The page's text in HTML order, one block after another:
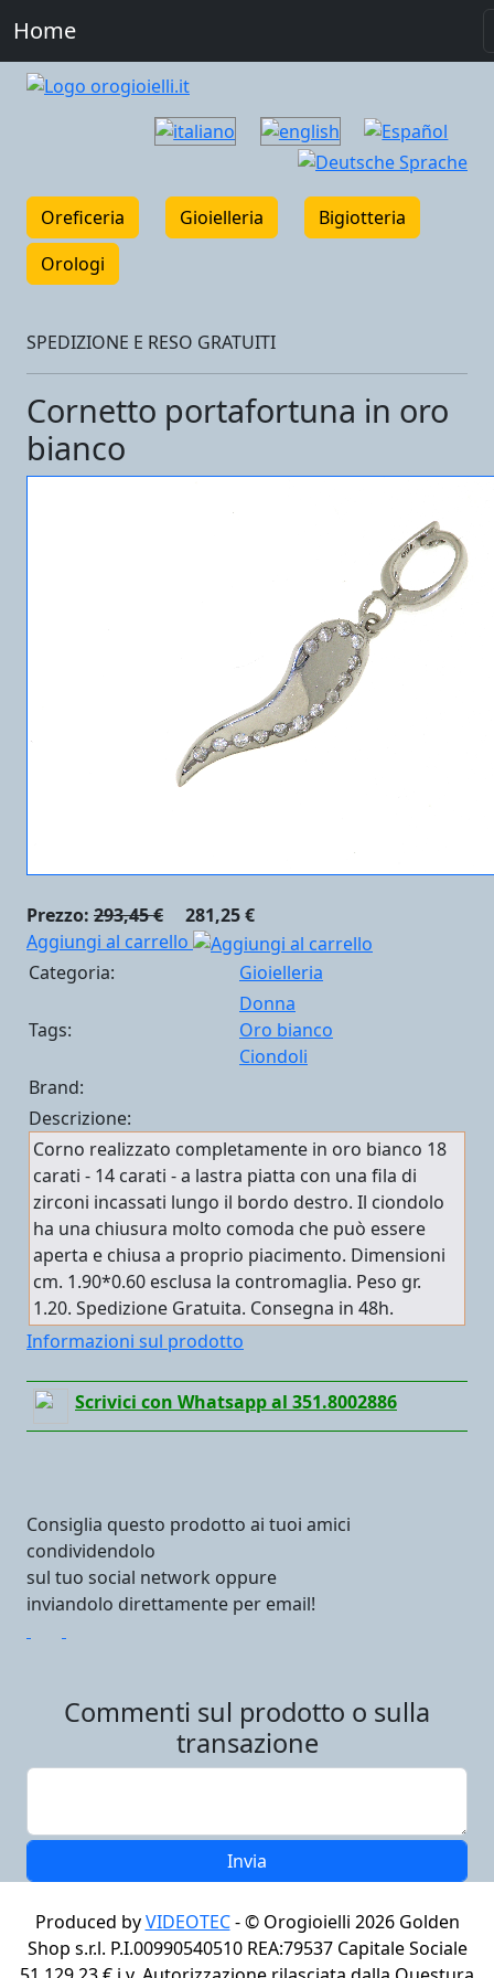
Home
Oreficeria Gioielleria
Bigiotteria
Orologi
SPEDIZIONE E RESO GRATUITI
Cornetto portafortuna in oro
bianco
Prezzo: 293,45 €
281,25 €
Aggiungi al carrello
Categoria:
Gioielleria
Tags:
Donna
Oro bianco
Ciondoli
Brand:
Descrizione:
Corno realizzato completamente in oro bianco 18
carati - 14 carati - a lastra piatta con una fila di
zirconi incassati lungo il bordo destro. Il ciondolo
ha una chiusura molto comoda che può essere
aperta e chiusa a proprio piacimento. Dimensioni
cm. 1.90*0.60 esclusa la contromaglia. Peso gr.
1.20. Spedizione Gratuita. Consegna in 48h.
Informazioni sul prodotto
Scrivici con Whatsapp al 351.8002886
Consiglia questo prodotto ai tuoi amici
condividendolo
sul tuo social network oppure
inviandolo direttamente per email!
Commenti sul prodotto o sulla
transazione
Produced byVIDEOTEC - © Orogioielli 2026Golden
Shop s.r.l. P.I.00990540510 REA:79537 Capitale Sociale